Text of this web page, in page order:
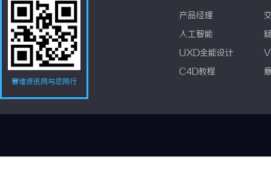
赛维资讯网与您同行
产品经理
人工智能
UXD全能设计
C4D教程